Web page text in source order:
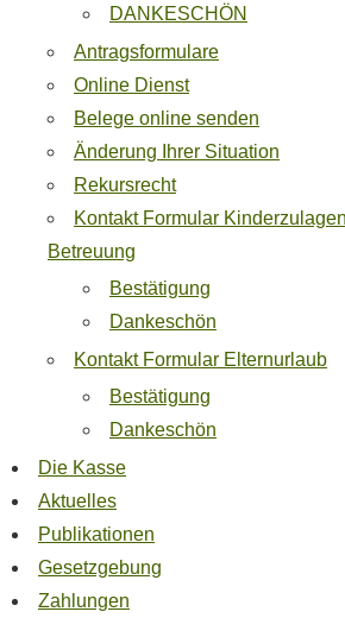
DANKESCHÖN
Antragsformulare
Online Dienst
Belege online senden
Änderung Ihrer Situation
Rekursrecht
Kontakt Formular
Betreuung
Bestätigung
Dankeschön
Kontakt Formular Elternurlaub
Bestätigung
Dankeschön
Die Kasse
Aktuelles
Publikationen
Gesetzgebung
Zahlungen